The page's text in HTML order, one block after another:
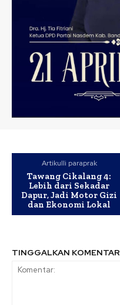
Artikulli paraprak
Tawang Cikalang 4:
Lebih dari Sekadar
Dapur, Jadi Motor Gizi
dan Ekonomi Lokal
TINGGALKAN KOMENTAR